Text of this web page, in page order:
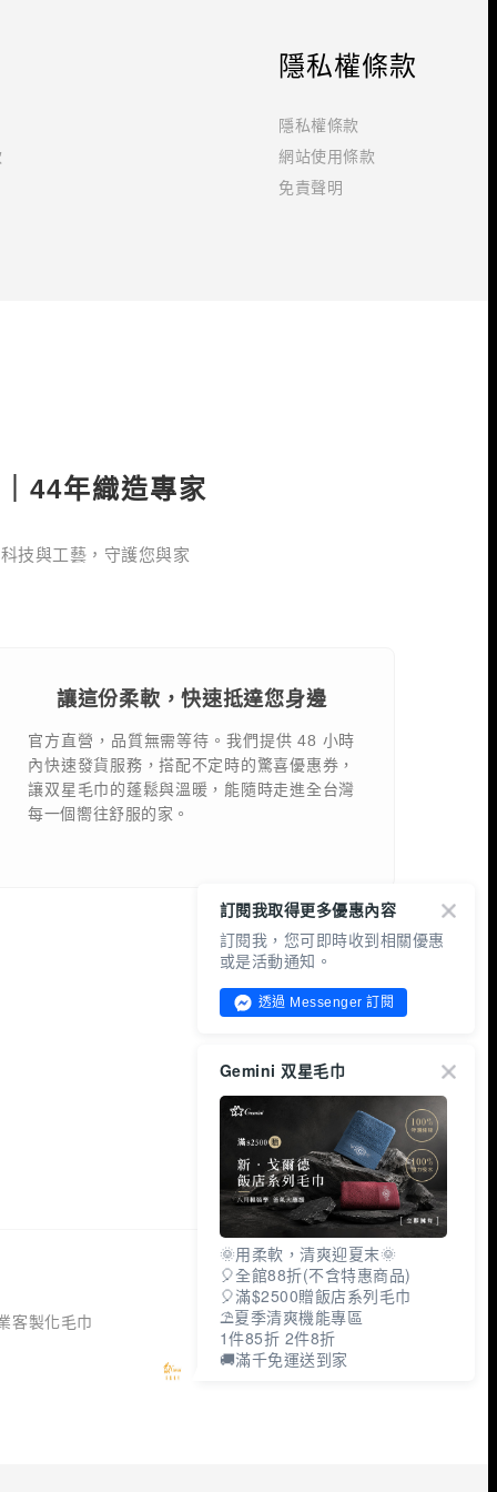
隱私權條款
隱私權條款
網站使用條款
免責聲明
44年織造專家
技與工藝，守護您與家
讓這份柔軟，快速抵達您身邊
官方直營，品質無需等待。我們提供 48 小時
內快速發貨服務，搭配不定時的驚喜優惠券，
讓双星毛巾的蓬鬆與溫暖，能隨時走進全台灣
每一個嚮往舒服的家。
客製化毛巾
訂閱我取得更多優惠內容
訂閱我，您可即時收到相關優惠
或是活動通知。
透過 Messenger 訂閱
Gemini 双星毛巾
🌞用柔軟，清爽迎夏末🌞
🎈全館88折(不含特惠商品)
🎈滿$2500贈飯店系列毛巾
⛱夏季清爽機能專區
1件85折 2件8折
🚚滿千免運送到家